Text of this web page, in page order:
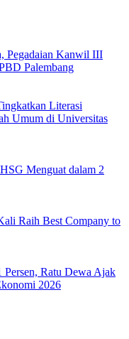
Pegadaian Kanwil III
Palembang
Literasi
Umum di Universitas
Menguat dalam 2
Raih Best Company to
Persen, Ratu Dewa Ajak
2026